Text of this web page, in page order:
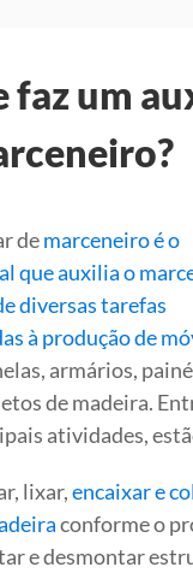
faz um
demarceneiro é o
que auxilia o
diversas tarefas
à produção de
armários,
de madeira.
atividades,
lixar,encaixar e
conforme o
e desmontar